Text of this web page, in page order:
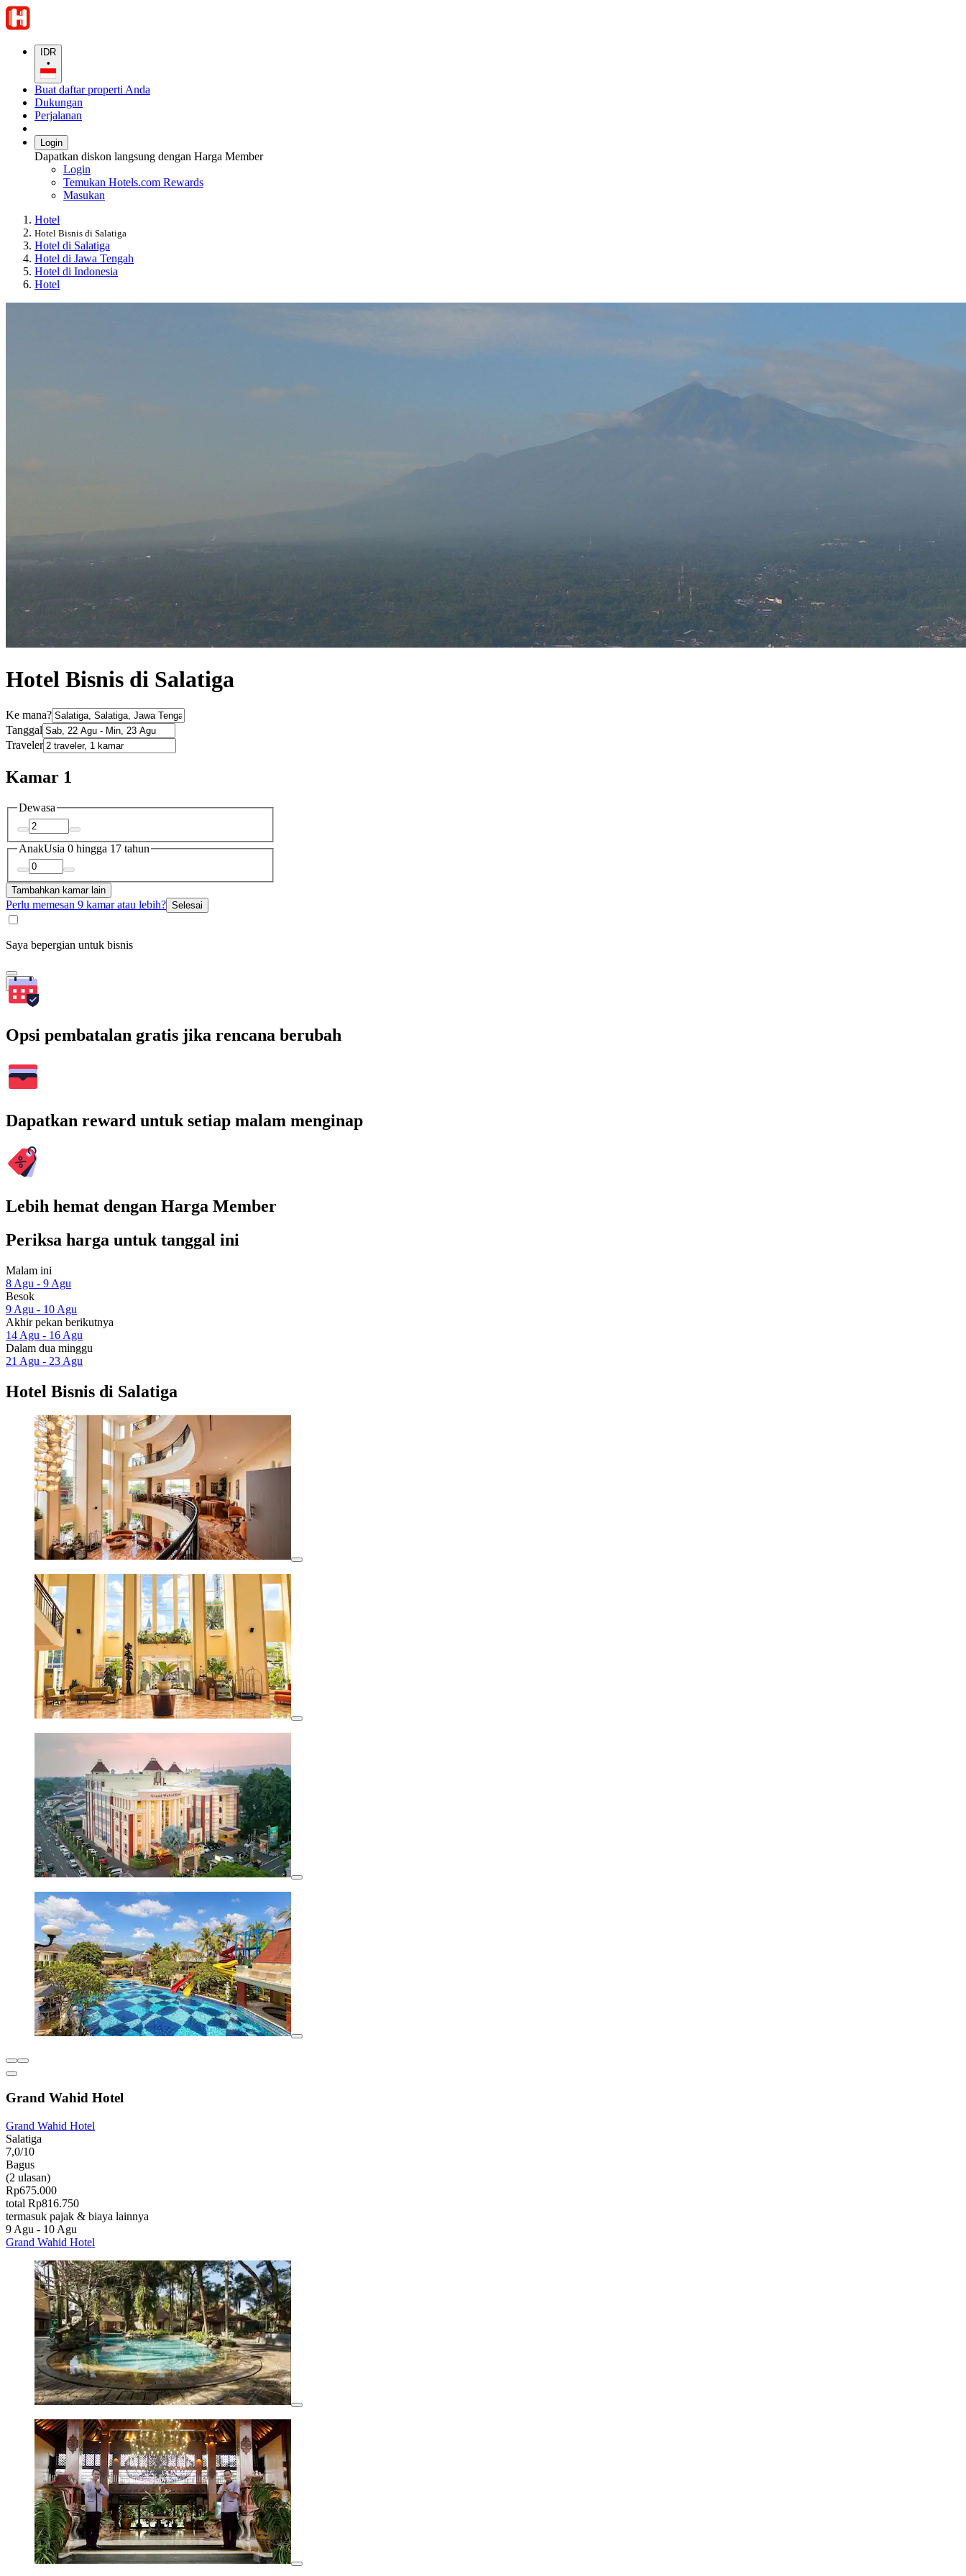
IDR
•
Buat daftar properti Anda
Dukungan
Perjalanan
Login
Dapatkan diskon langsung dengan Harga Member
Login
Temukan Hotels.com Rewards
Masukan
Hotel
Hotel Bisnis di Salatiga
Hotel di Salatiga
Hotel di Jawa Tengah
Hotel di Indonesia
Hotel
Hotel Bisnis di Salatiga
Ke mana?
Tanggal
Traveler
Kamar 1
Dewasa
AnakUsia 0 hingga 17 tahun
Tambahkan kamar lain
Perlu memesan 9 kamar atau lebih? Selesai
Saya bepergian untuk bisnis
Cari
Opsi pembatalan gratis jika rencana berubah
Dapatkan reward untuk setiap malam menginap
Lebih hemat dengan Harga Member
Periksa harga untuk tanggal ini
Malam ini
8 Agu - 9 Agu
Besok
9 Agu - 10 Agu
Akhir pekan berikutnya
14 Agu - 16 Agu
Dalam dua minggu
21 Agu - 23 Agu
Hotel Bisnis di Salatiga
Grand Wahid Hotel
Grand Wahid Hotel
Salatiga
7,0/10
Bagus
(2 ulasan)
Rp675.000
total Rp816.750
termasuk pajak & biaya lainnya
9 Agu - 10 Agu
Grand Wahid Hotel